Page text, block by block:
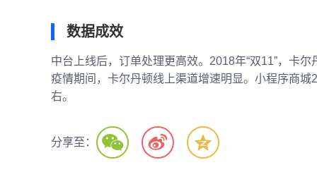
数据成效
中台上线后，订单处理更高效。2018年“双11”，卡
疫情期间，卡尔丹顿线上渠道增速明显。小程序商
右。
分享至：